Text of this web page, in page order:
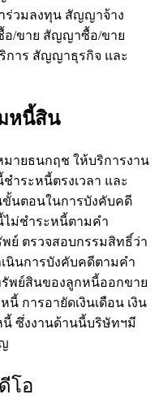
วมลงทุน สัญญาจ้าง
อ/ขาย สัญญาซื้อ/ขาย
าร สัญญาธุรกิจ และ
หนี้สิน
ยธนกฤช ให้บริการงาน
ำระหนี้ตรงเวลา และ
ขั้นตอนในการบังคับคดี
ม่ชำระหนี้ตามคำ
ย์ ตรวจสอบกรรมสิทธิ์ว่า
นินการบังคับคดีตามคำ
พย์สินของลูกหนี้ออกขาย
การอายัดเงินเดือน เงิน
ซึ่งงานด้านนี้บริษัทฯมี
โอ